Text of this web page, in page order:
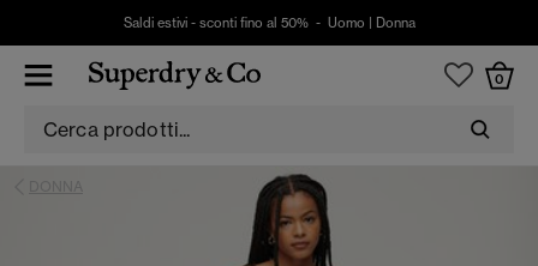
Saldi estivi - sconti fino al 50% - Uomo Donna
0